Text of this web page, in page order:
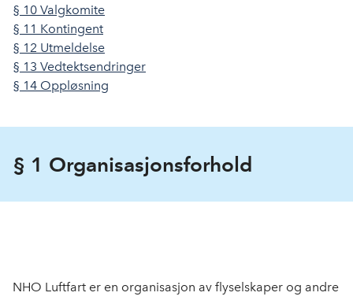
§ 10 Valgkomite
§ 11 Kontingent
§ 12 Utmeldelse
§ 13 Vedtektsendringer
§ 14 Oppløsning
§ 1 Organisasjonsforhold
NHO Luftfart er en organisasjon av flyselskaper og andre